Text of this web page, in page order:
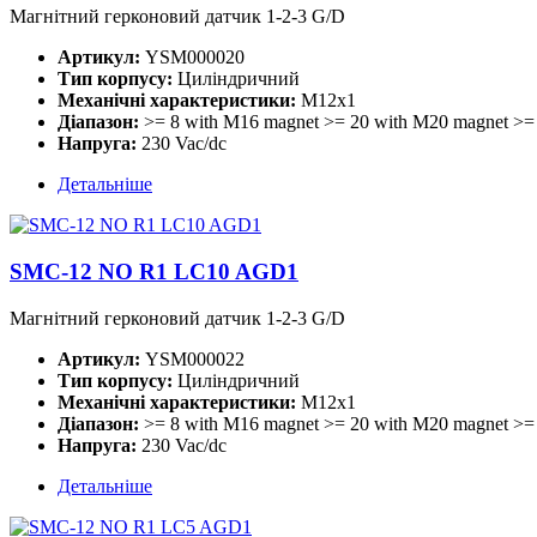
Магнітний герконовий датчик 1-2-3 G/D
Артикул: YSM000020
Тип корпусу: Циліндричний
Механічні характеристики: М12х1
Діапазон: >= 8 with M16 magnet >= 20 with M20 magnet
Напруга: 230 Vac/dc
Детальніше
SMC-12 NO R1 LC10 AGD1
Магнітний герконовий датчик 1-2-3 G/D
Артикул: YSM000022
Тип корпусу: Циліндричний
Механічні характеристики: М12х1
Діапазон: >= 8 with M16 magnet >= 20 with M20 magnet
Напруга: 230 Vac/dc
Детальніше